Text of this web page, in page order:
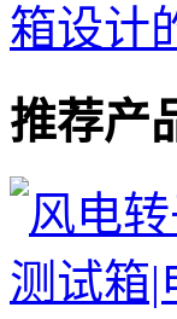
箱设计
推荐产